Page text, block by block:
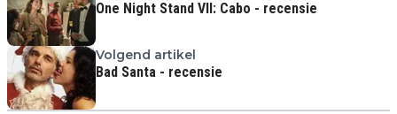
One Night Stand VII: Cabo - recensie
Volgend artikel
Bad Santa - recensie